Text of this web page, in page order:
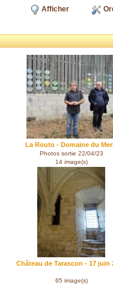
Afficher
La Routo - Domaine du
Photos sortie 22/04/23
14 image(s)
Château de Tarascon - 17 juin
65 image(s)